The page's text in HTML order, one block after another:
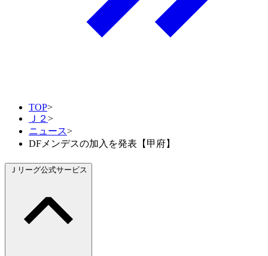
TOP>
Ｊ２ >
ニュース>
DFメンデスの加入を発表【甲府】
Ｊリーグ公式サービス